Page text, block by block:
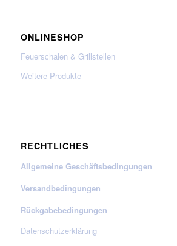
ONLINESHOP
Feuerschalen & Grillstellen
Weitere Produkte
RECHTLICHES
Allgemeine Geschäftsbedingungen
Versandbedingungen
Rückgabebedingungen
Datenschutzerklärung